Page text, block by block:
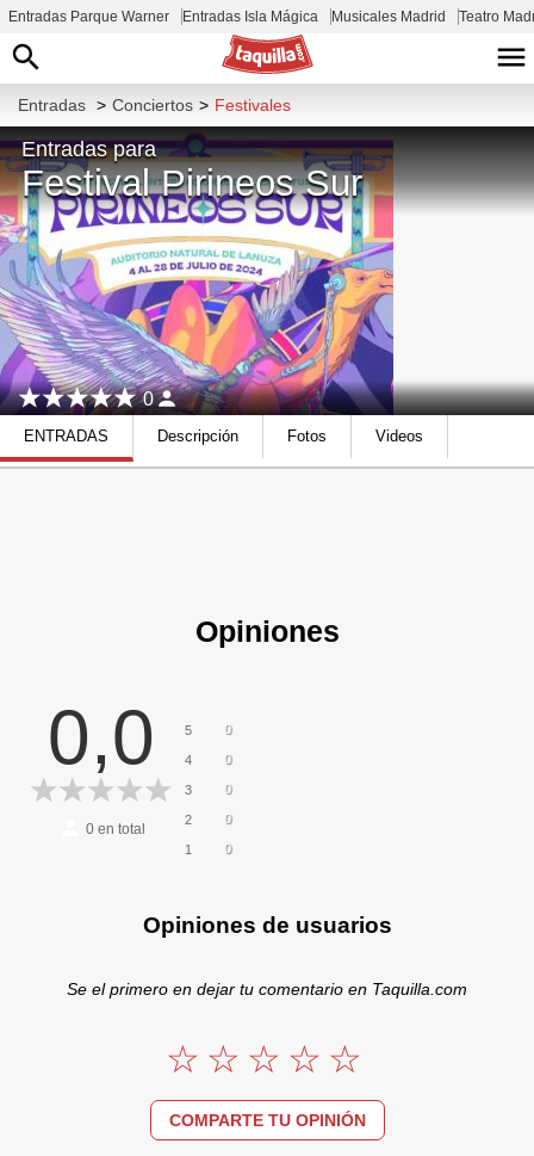
Entradas Parque Warner Entradas Isla Mágica Musicales Madrid Teatro
Entradas > Conciertos > Festivales
Entradas para
Festival Pirineos Sur
0
ENTRADAS Descripción Fotos Videos
Opiniones
0,0
0en total
5 0
4 0
3 0
2 0
1 0
Opiniones de usuarios
Se el primero en dejar tu comentario en Taquilla.com
COMPARTE TU OPINIÓN